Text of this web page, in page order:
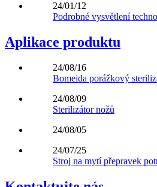
24/01/12
Podrobné vysvětlení
Aplikace produktu
24/08/16
Bomeida porážkový
24/08/09
Sterilizátor nožů
24/08/05
24/07/25
Stroj na mytí přepravek